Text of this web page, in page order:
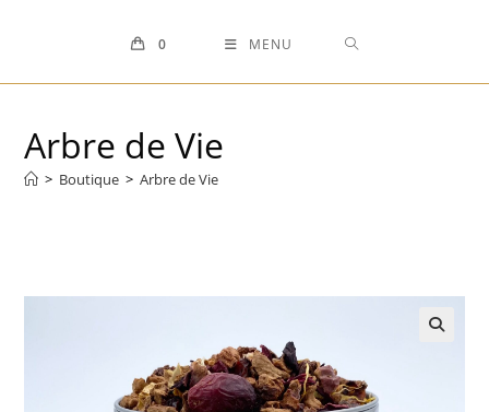
0 MENU
Arbre de Vie
> Boutique > Arbre de Vie